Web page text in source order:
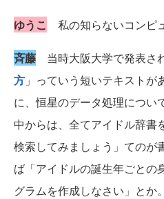
ゆうこ 私の知らないコンピ
斉藤 当時大阪大学で発表さ
方 」っていう短いテキストが
に、恒星のデータ処理につい
中からは、全てアイドル辞書
検索してみましょう」てのが
ば「アイドルの誕生年ごとの
グラムを作成しなさい」とか